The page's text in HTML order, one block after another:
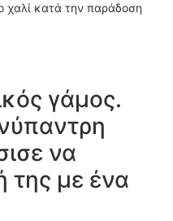
χαλί κατά την παράδοση
γάμος.
να
της με ένα